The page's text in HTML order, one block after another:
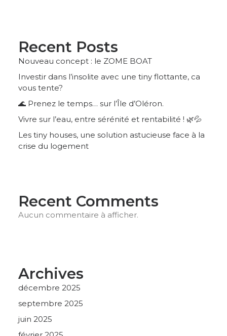
Recent Posts
Nouveau concept : le ZOME BOAT
Investir dans l’insolite avec une tiny flottante, ca
vous tente?
🌊 Prenez le temps… sur l’Île d’Oléron.
Vivre sur l’eau, entre sérénité et rentabilité ! 🌿💦
Les tiny houses, une solution astucieuse face à la
crise du logement
Recent Comments
Aucun commentaire à afficher.
Archives
décembre 2025
septembre 2025
juin 2025